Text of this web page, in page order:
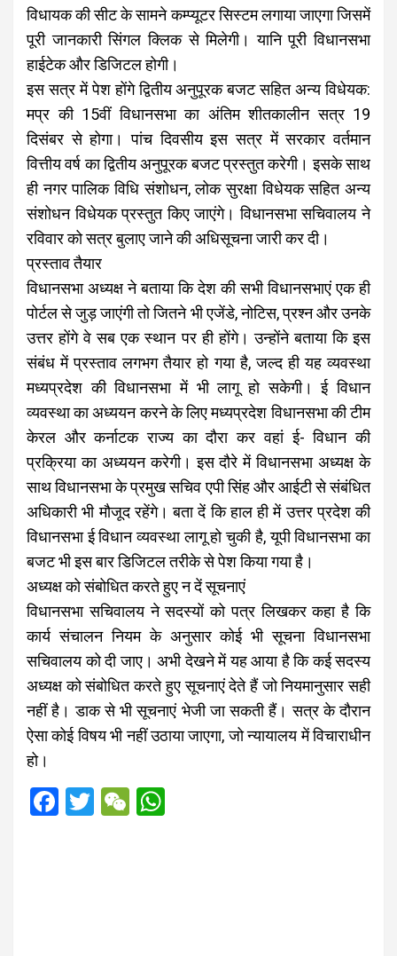
विधायक की सीट के सामने कम्प्यूटर सिस्टम लगाया जाएगा जिसमें
पूरी जानकारी सिंगल क्लिक से मिलेगी। यानि पूरी विधानसभा
हाईटेक और डिजिटल होगी।
इस सत्र में पेश होंगे द्वितीय अनुपूरक बजट सहित अन्य विधेयक:
मप्र की 15वीं विधानसभा का अंतिम शीतकालीन सत्र 19
दिसंबर से होगा। पांच दिवसीय इस सत्र में सरकार वर्तमान
वित्तीय वर्ष का द्वितीय अनुपूरक बजट प्रस्तुत करेगी। इसके साथ
ही नगर पालिक विधि संशोधन, लोक सुरक्षा विधेयक सहित अन्य
संशोधन विधेयक प्रस्तुत किए जाएंगे। विधानसभा सचिवालय ने
रविवार को सत्र बुलाए जाने की अधिसूचना जारी कर दी।
प्रस्ताव तैयार
विधानसभा अध्यक्ष ने बताया कि देश की सभी विधानसभाएं एक ही
पोर्टल से जुड़ जाएंगी तो जितने भी एजेंडे, नोटिस, प्रश्न और उनके
उत्तर होंगे वे सब एक स्थान पर ही होंगे। उन्होंने बताया कि इस
संबंध में प्रस्ताव लगभग तैयार हो गया है, जल्द ही यह व्यवस्था
मध्यप्रदेश की विधानसभा में भी लागू हो सकेगी। ई विधान
व्यवस्था का अध्ययन करने के लिए मध्यप्रदेश विधानसभा की टीम
केरल और कर्नाटक राज्य का दौरा कर वहां ई- विधान की
प्रक्रिया का अध्ययन करेगी। इस दौरे में विधानसभा अध्यक्ष के
साथ विधानसभा के प्रमुख सचिव एपी सिंह और आईटी से संबंधित
अधिकारी भी मौजूद रहेंगे। बता दें कि हाल ही में उत्तर प्रदेश की
विधानसभा ई विधान व्यवस्था लागू हो चुकी है, यूपी विधानसभा का
बजट भी इस बार डिजिटल तरीके से पेश किया गया है।
अध्यक्ष को संबोधित करते हुए न दें सूचनाएं
विधानसभा सचिवालय ने सदस्यों को पत्र लिखकर कहा है कि
कार्य संचालन नियम के अनुसार कोई भी सूचना विधानसभा
सचिवालय को दी जाए। अभी देखने में यह आया है कि कई सदस्य
अध्यक्ष को संबोधित करते हुए सूचनाएं देते हैं जो नियमानुसार सही
नहीं है। डाक से भी सूचनाएं भेजी जा सकती हैं। सत्र के दौरान
ऐसा कोई विषय भी नहीं उठाया जाएगा, जो न्यायालय में विचाराधीन
हो।
F
T
W